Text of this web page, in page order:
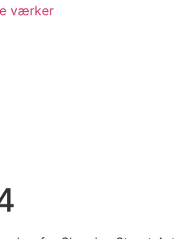
værker